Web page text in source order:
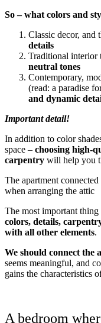
So – what colors and
Classic decor, and
details
Traditional interior
neutral tones
Contemporary,
(read: a paradise
and dynamic
Important detail!
In addition to color
space – choosing high-
carpentry will help you
The apartment
when arranging the attic
The most important
colors, details,
with all other elements.
We should connect the
seems meaningful, and
gains the characteristics
A bedroom